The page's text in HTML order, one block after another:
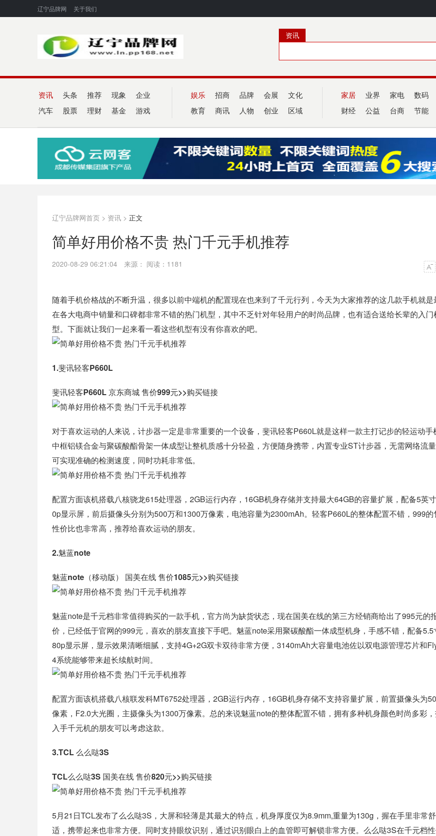
辽宁品牌网 关于我们
资讯
资讯 头条 推荐 现象 企业
汽车 股票 理财 基金 游戏
娱乐 招商 品牌 会展 文化
教育 商讯 人物 创业 区域
家居 业界 家电 数码
财经 公益 台商 节能
辽宁品牌网首页 > 资讯 > 正文
简单好用价格不贵 热门千元手机推荐
2020-08-29 06:21:04 来源： 阅读：1181
随着手机价格战的不断升温，很多以前中端机的配置现在也来到了千元行列，今天为大家推荐的这几款手机就是
在各大电商中销量和口碑都非常不错的热门机型，其中不乏针对年轻用户的时尚品牌，也有适合送给长辈的入门
型。下面就让我们一起来看一看这些机型有没有你喜欢的吧。
1.斐讯轻客P660L
斐讯轻客P660L 京东商城 售价999元>>购买链接
对于喜欢运动的人来说，计步器一定是非常重要的一个设备，斐讯轻客P660L就是这样一款主打记步的轻运动手
中框铝镁合金与聚碳酸酯骨架一体成型让整机质感十分轻盈，方便随身携带，内置专业ST计步器，无需网络流
可实现准确的检测速度，同时功耗非常低。
配置方面该机搭载八核骁龙615处理器，2GB运行内存，16GB机身存储并支持最大64GB的容量扩展，配备5英
0p显示屏，前后摄像头分别为500万和1300万像素，电池容量为2300mAh。轻客P660L的整体配置不错，999的
性价比也非常高，推荐给喜欢运动的朋友。
2.魅蓝note
魅蓝note（移动版） 国美在线 售价1085元>>购买链接
魅蓝note是千元档非常值得购买的一款手机，官方尚为缺货状态，现在国美在线的第三方经销商给出了995元的
价，已经低于官网的999元，喜欢的朋友直接下手吧。魅蓝note采用聚碳酸酯一体成型机身，手感不错，配备5.5
80p显示屏，显示效果清晰细腻，支持4G+2G双卡双待非常方便，3140mAh大容量电池佐以双电源管理芯片和
4系统能够带来超长续航时间。
配置方面该机搭载八核联发科MT6752处理器，2GB运行内存，16GB机身存储不支持容量扩展，前置摄像头为
像素，F2.0大光圈，主摄像头为1300万像素。总的来说魅蓝note的整体配置不错，拥有多种机身颜色时尚多彩
入手千元机的朋友可以考虑这款。
3.TCL 么么哒3S
TCL么么哒3S 国美在线 售价820元>>购买链接
5月21日TCL发布了么么哒3S，大屏和轻薄是其最大的特点，机身厚度仅为8.9mm,重量为130g，握在手里非常舒
适，携带起来也非常方便。同时支持眼纹识别，通过识别眼白上的血管即可解锁非常方便。么么哒3S在千元档